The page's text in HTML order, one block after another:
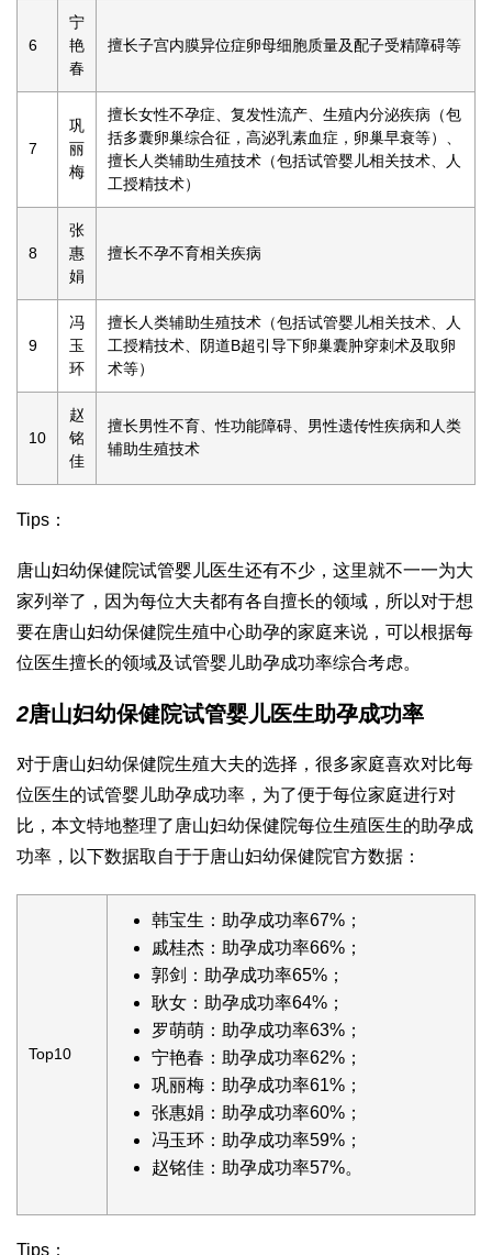
6
宁
艳
春
擅长子宫内膜异位症卵母细胞质量及配子受精障碍等
7
巩
丽
梅
擅长女性不孕症、复发性流产、生殖内分泌疾病（包
括多囊卵巢综合征，高泌乳素血症，卵巢早衰等）、
擅长人类辅助生殖技术（包括试管婴儿相关技术、人
工授精技术）
8
张
惠
娟
擅长不孕不育相关疾病
9
冯
玉
环
擅长人类辅助生殖技术（包括试管婴儿相关技术、人
工授精技术、阴道B超引导下卵巢囊肿穿刺术及取卵
术等）
10
赵
铭
佳
擅长男性不育、性功能障碍、男性遗传性疾病和人类
辅助生殖技术
Tips：
唐山妇幼保健院试管婴儿医生还有不少，这里就不一一为大
家列举了，因为每位大夫都有各自擅长的领域，所以对于想
要在唐山妇幼保健院生殖中心助孕的家庭来说，可以根据每
位医生擅长的领域及试管婴儿助孕成功率综合考虑。
2唐山妇幼保健院试管婴儿医生助孕成功率
对于唐山妇幼保健院生殖大夫的选择，很多家庭喜欢对比每
位医生的试管婴儿助孕成功率，为了便于每位家庭进行对
比，本文特地整理了唐山妇幼保健院每位生殖医生的助孕成
功率，以下数据取自于于唐山妇幼保健院官方数据：
Top10
韩宝生：助孕成功率67%；
戚桂杰：助孕成功率66%；
郭剑：助孕成功率65%；
耿女：助孕成功率64%；
罗萌萌：助孕成功率63%；
宁艳春：助孕成功率62%；
巩丽梅：助孕成功率61%；
张惠娟：助孕成功率60%；
冯玉环：助孕成功率59%；
赵铭佳：助孕成功率57%。
Tips：